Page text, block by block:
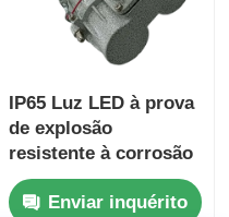
IP65 Luz LED à prova
de explosão
resistente à corrosão
e à água com
certificação Ex d IIC
Enviar inquérito